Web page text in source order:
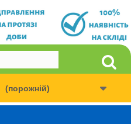
(порожній)